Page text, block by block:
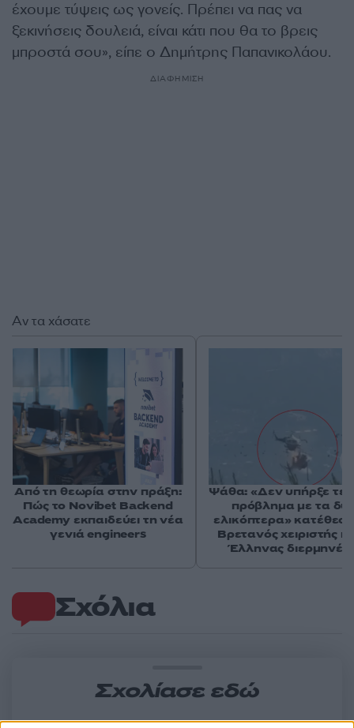
έχουμε τύψεις ως γονείς. Πρέπει να πας να
ξεκινήσεις δουλειά, είναι κάτι που θα το βρεις
μπροστά σου», είπε ο Δημήτρης Παπανικολάου.
ΔΙΑΦΗΜΙΣΗ
Σχόλια
Σχολίασε εδώ
Αν τα χάσατε
Από τη θεωρία στην πράξη:
Πώς το Novibet Backend
Academy εκπαιδεύει τη νέα
γενιά engineers
Ψάθα: «Δεν υπήρξε
πρόβλημα με τα
ελικόπτερα»
Βρετανός χειριστής
Έλληνας